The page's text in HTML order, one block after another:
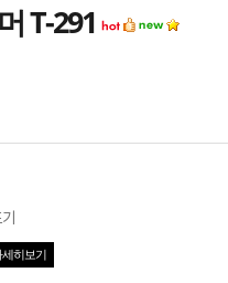
T-291
세히보기